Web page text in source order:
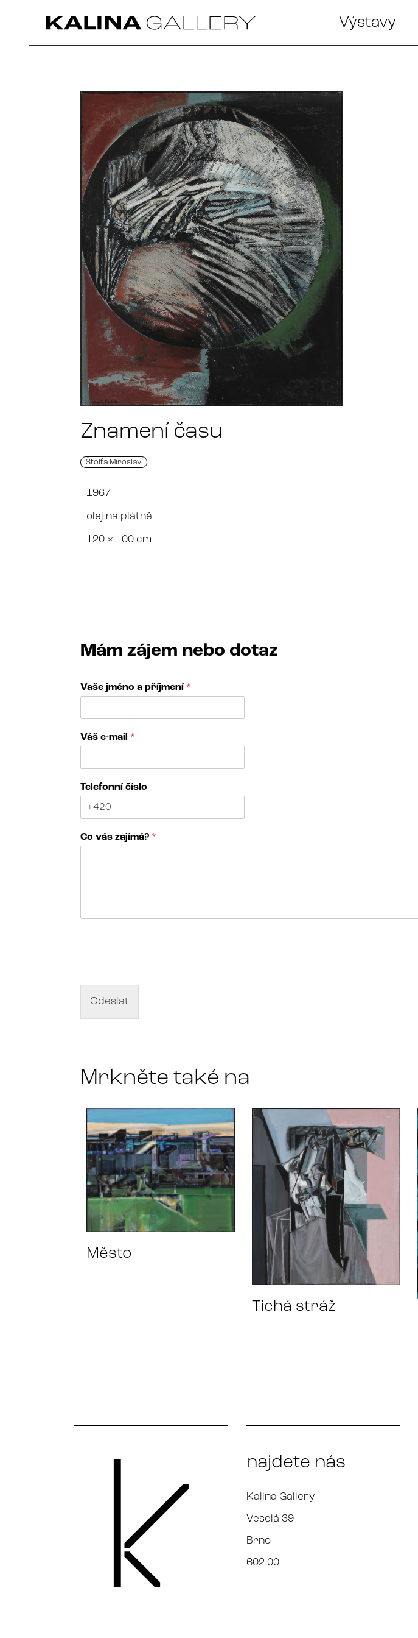
Výstavy
Znamení času
Štolfa Miroslav
1967
olej na plátně
120 × 100 cm
Mám zájem nebo dotaz
Vaše jméno a příjmení *
Váš e-mail *
Telefonní číslo
*
*
Co vás zajímá? *
v
l
Odeslat
Mrkněte také na
Město
Tichá stráž
najdete nás
Kalina Gallery
Veselá 39
Brno
602 00